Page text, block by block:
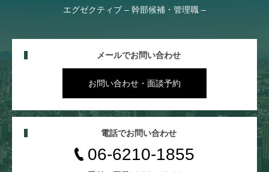
エグゼクティブ – 幹部候補・管理職 –
メールでお問い合わせ
お問い合わせ・面談予約
電話でお問い合わせ
06-6210-1855